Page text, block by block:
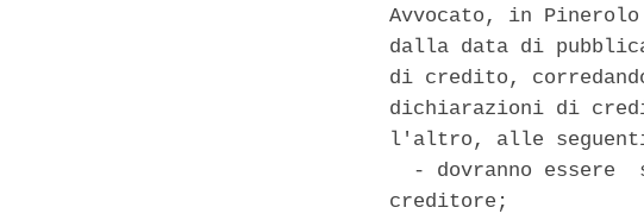
Avvocato, in
dalla data di
di credito,
dichiarazioni di
l'altro, alle
- dovranno essere
creditore;